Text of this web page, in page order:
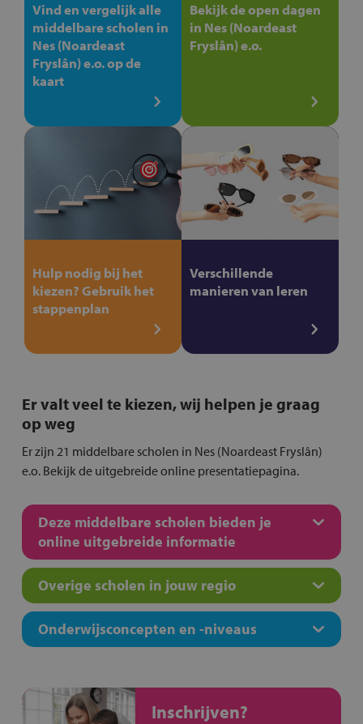
Vind en vergelijk alle
middelbare scholen in
Nes (Noardeast
Fryslân) e.o. op de
kaart
Bekijk de open dagen
in Nes (Noardeast
Fryslân) e.o.
Hulp nodig bij het
kiezen? Gebruik het
stappenplan
Verschillende
manieren van leren
Er valt veel te kiezen, wij helpen je graag
op weg
Er zijn 21 middelbare scholen in Nes (Noardeast Fryslân)
e.o. Bekijk de uitgebreide online presentatiepagina.
Deze middelbare scholen bieden je
online uitgebreide informatie
Overige scholen in jouw regio
Onderwijsconcepten en -niveaus
Inschrijven?